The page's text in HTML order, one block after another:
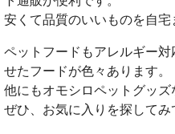
安くて品質のいいものを自宅
ペットフードもアレルギー
せたフードが色々あります。
他にもオモシロペットグッズ
ぜひ、お気に入りを探してみ